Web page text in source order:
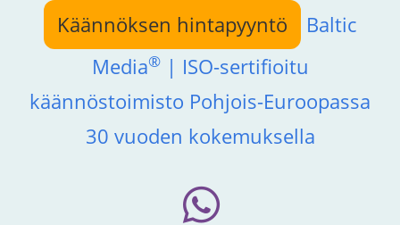
sisältöön
Käännöksen hintapyyntö
Baltic
Media®| ISO-sertifioitu
käännöstoimisto Pohjois-Euroopassa
30 vuoden kokemuksella